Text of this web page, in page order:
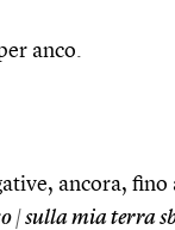
anco.
ancora, fino
|sulla mia terra